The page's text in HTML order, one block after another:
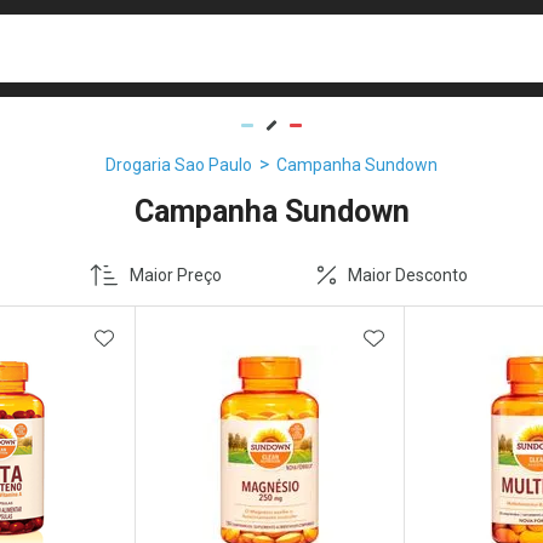
Drogaria Sao Paulo Campanha Sundown
Campanha Sundown
Maior Preço Maior Desconto
ADICIONAR AOS FAVORITOSADICIONAR AOS